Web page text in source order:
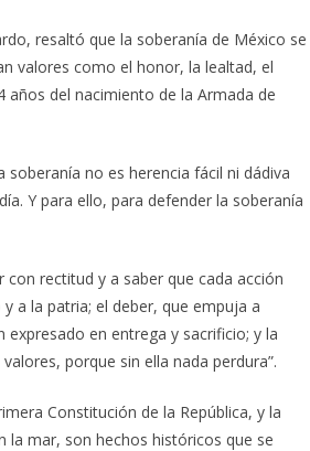
resaltó que la soberanía de México se
valores como el honor, la lealtad, el
del nacimiento de la Armada de
soberanía no es herencia fácil ni dádiva
Y para ello, para defender la soberanía
con rectitud y a saber que cada acción
a la patria; el deber, que empuja a
en entrega y sacrificio; y la
porque sin ella nada perdura”.
Constitución de la República, y la
la mar, son hechos históricos que se